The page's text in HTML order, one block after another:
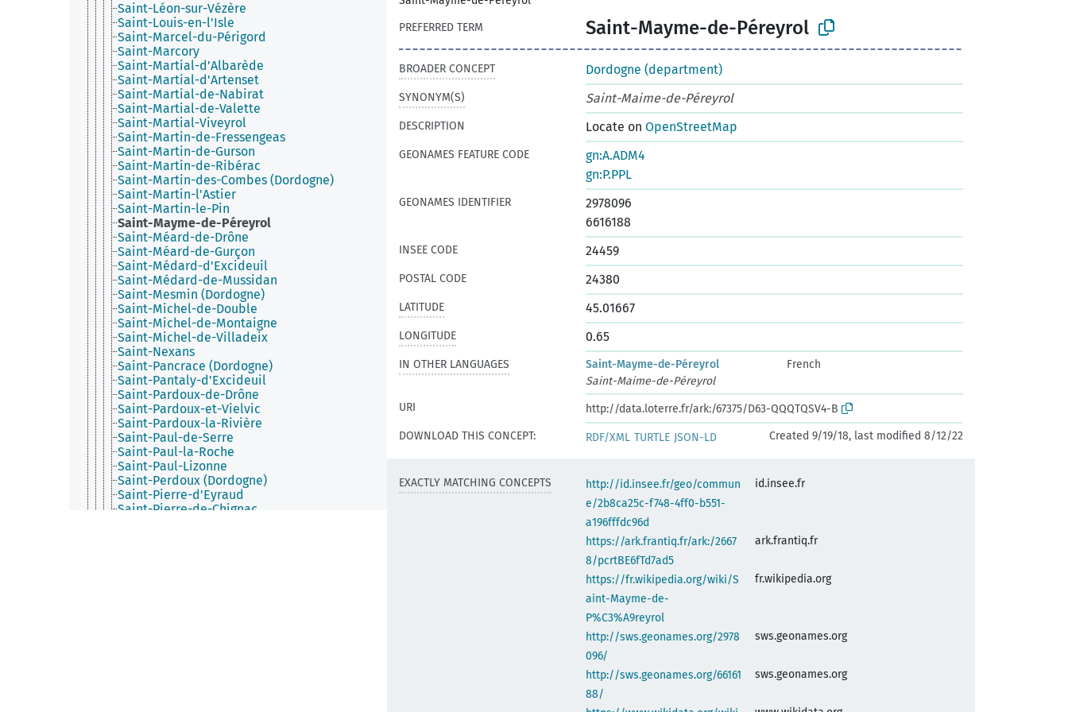
Saint-Léon-sur-Vézère
Saint-Louis-en-l'Isle
Saint-Marcel-du-Périgord
Saint-Marcory
Saint-Martial-d'Albarède
Saint-Martial-d'Artenset
Saint-Martial-de-Nabirat
Saint-Martial-de-Valette
Saint-Martial-Viveyrol
Saint-Martin-de-Fressengeas
Saint-Martin-de-Gurson
Saint-Martin-de-Ribérac
Saint-Martin-des-Combes (Dordogne)
Saint-Martin-l'Astier
Saint-Martin-le-Pin
Saint-Mayme-de-Péreyrol
Saint-Méard-de-Drône
Saint-Méard-de-Gurçon
Saint-Médard-d'Excideuil
Saint-Médard-de-Mussidan
Saint-Mesmin (Dordogne)
Saint-Michel-de-Double
Saint-Michel-de-Montaigne
Saint-Michel-de-Villadeix
Saint-Nexans
Saint-Pancrace (Dordogne)
Saint-Pantaly-d'Excideuil
Saint-Pardoux-de-Drône
Saint-Pardoux-et-Vielvic
Saint-Pardoux-la-Rivière
Saint-Paul-de-Serre
Saint-Paul-la-Roche
Saint-Paul-Lizonne
Saint-Perdoux (Dordogne)
Saint-Pierre-d'Eyraud
Saint-Pierre-de-Chignac
PREFERRED TERM
Saint-Mayme-de-Péreyrol
BROADER CONCEPT Dordogne (department)
SYNONYM(S) Saint-Maime-de-Péreyrol
DESCRIPTION Locate on OpenStreetMap
GEONAMES FEATURE CODE
gn:A.ADM4
gn:P.PPL
GEONAMES IDENTIFIER
2978096
6616188
INSEE CODE 24459
POSTAL CODE 24380
LATITUDE 45.01667
LONGITUDE 0.65
IN OTHER LANGUAGES Saint-Mayme-de-Péreyrol
French
Saint-Maime-de-Péreyrol
URI
http://data.loterre.fr/ark:/67375/D63-QQQTQSV4-B
DOWNLOAD THIS CONCEPT:
RDF/XML TURTLE JSON-LD Created 9/19/18, last modified 8/12/22
EXACTLY MATCHING CONCEPTS
http://id.insee.fr/geo/commun
e/2b8ca25c-f748-4ff0-b551-
a196fffdc96d
id.insee.fr
https://ark.frantiq.fr/ark:/2667
8/pcrtBE6fTd7ad5
ark.frantiq.fr
https://fr.wikipedia.org/wiki/S
aint-Mayme-de-
P%C3%A9reyrol
fr.wikipedia.org
http://sws.geonames.org/2978
096/
sws.geonames.org
http://sws.geonames.org/66161
88/
sws.geonames.org